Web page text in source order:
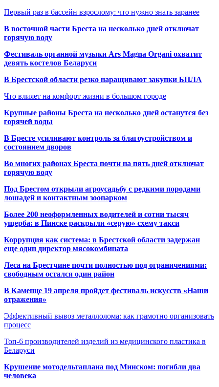
Первый раз в бассейн взрослому: что нужно знать заранее
В восточной части Бреста на несколько дней отключат
горячую воду
Фестиваль органной музыки Ars Magna Organi охватит
девять костелов Беларуси
В Брестской области резко наращивают закупки БПЛА
Что влияет на комфорт жизни в большом городе
Крупные районы Бреста на несколько дней останутся без
горячей воды
В Бресте усиливают контроль за благоустройством и
состоянием дворов
Во многих районах Бреста почти на пять дней отключат
горячую воду
Под Брестом открыли агроусадьбу с редкими породами
лошадей и контактным зоопарком
Более 200 неоформленных водителей и сотни тысяч
ущерба: в Пинске раскрыли «серую» схему такси
Коррупция как система: в Брестской области задержан
еще один директор мясокомбината
Леса на Брестчине почти полностью под ограничениями:
свободным остался один район
В Каменце 19 апреля пройдет фестиваль искусств «Наши
отражения»
Эффективный вывоз металлолома: как грамотно организовать
процесс
Топ-6 производителей изделий из медицинского пластика в
Беларуси
Крушение мотодельтаплана под Минском: погибли два
человека